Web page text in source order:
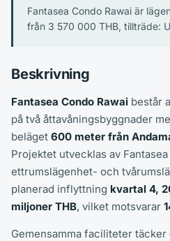
Fantasea Condo Rawai är
från 3 570 000 THB, tillträde:
Beskrivning
Fantasea Condo Rawai består
på två åttavåningsbyggnader
beläget 600 meter från
Projektet utvecklas av
ettrumslägenhet- och
planerad inflyttning kvartal 4,
miljoner THB, vilket motsvarar
Gemensamma faciliteter